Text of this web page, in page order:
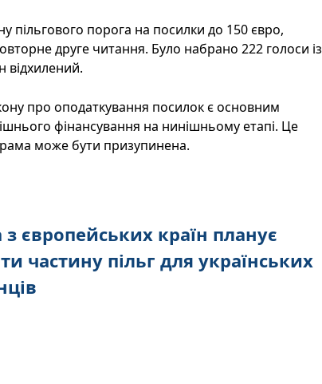
пільгового порога на посилки до 150 євро,
друге читання. Було набрано 222 голоси із
відхилений.
про оподаткування посилок є основним
фінансування на нинішньому етапі. Це
може бути призупинена.
європейських країн планує
частину пільг для українських